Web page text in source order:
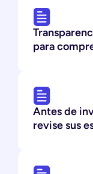
para
Antes de
revise sus